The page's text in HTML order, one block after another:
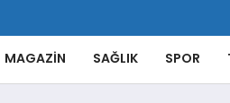
MAGAZIN SAĞLIK SPOR